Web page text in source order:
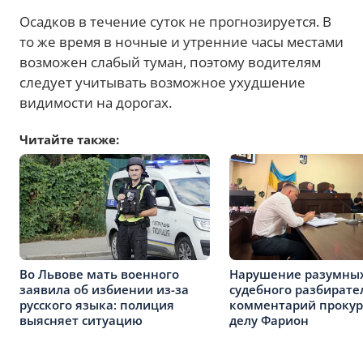
Осадков в течение суток не прогнозируется. В
то же время в ночные и утренние часы местами
возможен слабый туман, поэтому водителям
следует учитывать возможное ухудшение
видимости на дорогах.
Читайте также:
Во Львове мать военного
заявила об избиении из-за
русского языка: полиция
выясняет ситуацию
Нарушение
судебного
комментарий
делу Фарион